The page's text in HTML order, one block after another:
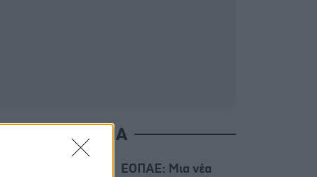
ΑΚΟΜΑ
ΕΟΠΑΕ: Μια νέα